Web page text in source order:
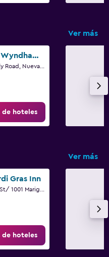
Ver más
Days Inn by Wyndham New Orleans Pontchartrain
de hoteles
Ver más
Gras Inn
de hoteles